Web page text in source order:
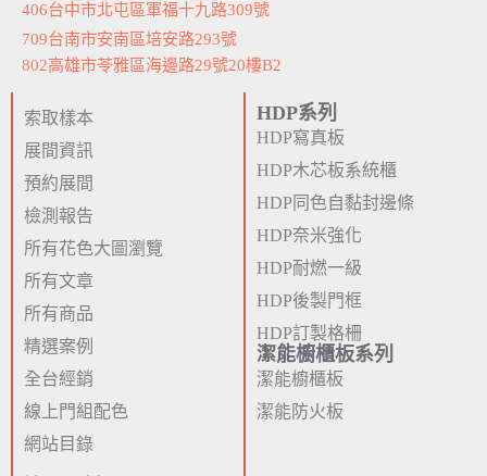
406台中市北屯區軍福十九路309號
709台南市安南區培安路293號
802高雄市苓雅區海邊路29號20樓B2
索取樣本
展間資訊
預約展間
檢測報告
所有花色大圖瀏覽
所有文章
所有商品
精選案例
全台經銷
線上門組配色
網站目錄
HDP系列
HDP寫真板
HDP木芯板系統櫃
HDP同色自黏封邊條
HDP奈米強化
HDP耐燃一級
HDP後製門框
HDP訂製格柵
潔能櫥櫃板系列
潔能櫥櫃板
潔能防火板